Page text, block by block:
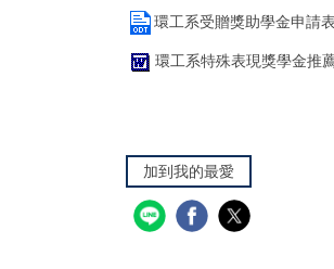
環工系受贈獎助學金申請
環工系特殊表現獎學金推
加到我的最愛